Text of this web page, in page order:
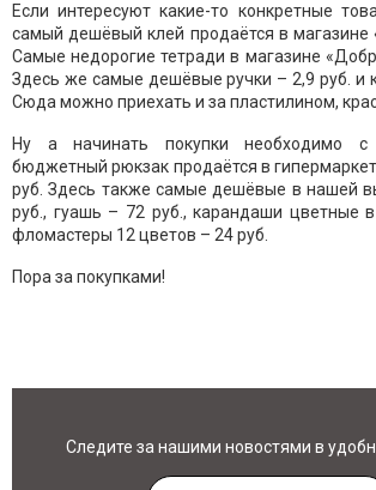
Если интересуют какие-то конкретные
самый дешёвый клей продаётся в магазине
Самые недорогие тетради в магазине
Здесь же самые дешёвые ручки – 2,9 руб. и
Сюда можно приехать и за пластилином,
Ну а начинать покупки необходимо
бюджетный рюкзак продаётся в
руб. Здесь также самые дешёвые в нашей
руб., гуашь – 72 руб., карандаши цветные
фломастеры 12 цветов – 24 руб.
Пора за покупками!
Следите за нашими новостями в